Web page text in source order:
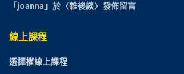
「 joanna 」於〈雜後談〉發佈留言
線上課程
選擇權線上課程